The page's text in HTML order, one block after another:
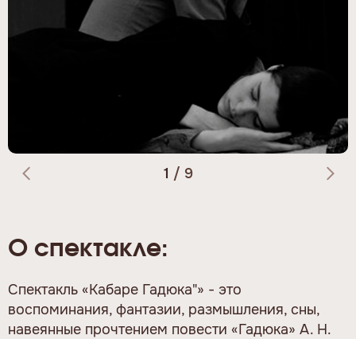
1 / 9
О спектакле:
Спектакль «Кабаре Гадюка"» - это
воспоминания, фантазии, размышления, сны,
навеянные прочтением повести «Гадюка» А. Н.